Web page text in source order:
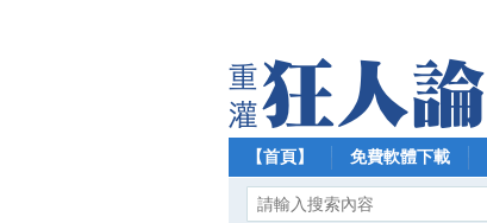
【首頁】 免費軟體下載